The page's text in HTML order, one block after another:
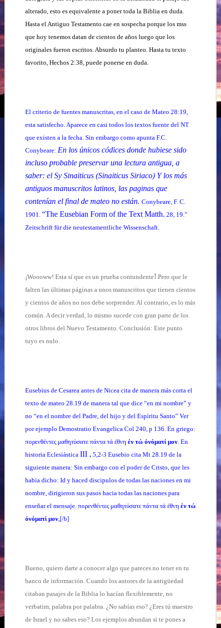
alterado, esto es equivalente a poner toda la Biblia en duda.
Hasta el Antiguo Testamento cae en sospecha porque los mss
que hoy tenemos datan de cientos de años luego que los
originales fueron escritos. Absurdo tu planteo. Hasta tu texto
favorito, Hechos 2:38, puede ponerse en duda.
El criterio de fuentes manuscritas, en el caso de Mateo 28:19,
esta satisfecho. Aparece en casi todos los textos fuente del NT
que existen a la fecha. Sin embargo como apunta F.C.
Conybeare: En los únicos códices donde hubiese sido
incluso probable preservar una lectura antigua, a
saber: el Sy Sinaiticus (Sinaiticus Siriaco) Y los más
antiguos manuscritos latinos, las paginas que
contenían el final de mateo no están. Conybeare, F. C.
1901. “The Eusebian Form of the Text Matth. 28, 19.”
Zeitschrift für die neutestamentliche Wissenschaft.
¡Woooww! Esta sí que es un prueba contundente! Pero que le
falten las últimas páginas a unos manuscritos que tienen cientos
y cientos de años no nos debe sorprender. Al contrario, es lo más
común. A decir verdad, lo mismo sucede con gran parte de los
otros libros del Nuevo Testamento. Conclusión: Este punto
tuyo es nulo.
Eusebius de Cesarea antes de Nicea cita de manera más corta el
texto de mateo 28.19 de manera tal que dice “en mi nombre” y
no “en el nombre del Padre, del hijo y del Espíritu Santo” Ver
por ejemplo Demostratio Evangelica Col 240, p 136. En griego:
πορενθέντες μαθητύσατε πάντα τά έθνη έν τώ όνόματί μον. En
historia Eclesiástica III , 5,2-3 Eusebio cita Mt 28.19 de la
siguiente manera: Sin embargo con el poder de Cristo, que les
habia dicho: Id y haced discipulos de todas las naciones en mi
nombre, dirigieron sus pasos hacia todas las naciones para
enseñar el mensaje. πορενθέντες μαθητύσατε πάντα τά έθνη έν τώ
όνόματί μον,[/b]
Bueno, quiero darte a conocer algo que pareces no tener en tu
banco de información. Cuando los autores de la antigüedad
citaban pasajes de la Biblia lo hacían flexiblemente, no
verbatim, palabra por palabra. ¿No sabías eso? ¿Eres tú maestro
de Israel y no sabes eso? Los ejemplos abundan si te pones a